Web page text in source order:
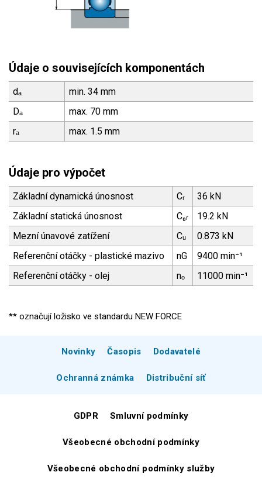
Údaje o souvisejících komponentách
dₐ
min. 34 mm
Dₐ
max. 70 mm
rₐ
max. 1.5 mm
Údaje pro výpočet
Základní dynamická únosnost Cᵣ
36 kN
Základní statická únosnost
C₀ᵣ
19.2 kN
Mezní únavové zatížení
Cᵤ
0.873 kN
Referenční otáčky - plastické mazivo
nG
9400 min⁻¹
Referenční otáčky - olej
nₒ 11000 min⁻¹
** označují ložisko ve standardu NEW FORCE
Novinky Časopis Dodavatelé
Ochranná známka Distribuční síť
GDPR Smluvní podmínky
Všeobecné obchodní podmínky
Všeobecné obchodní podmínky služby